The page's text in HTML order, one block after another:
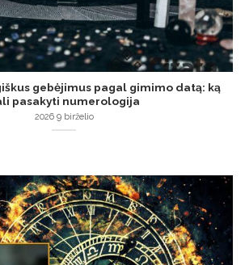
gebėjimus pagal gimimo datą: ką
pasakyti numerologija
2026 9 birželio